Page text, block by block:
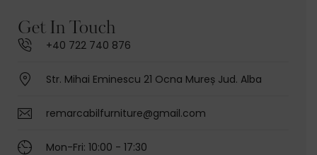
Get In Touch
+40 722 740 876
Str. Mihai Eminescu 21 Ocna Mureș Jud. Alba
remarcabilfurniture@gmail.com
Mon-Fri: 10:00 - 17:30